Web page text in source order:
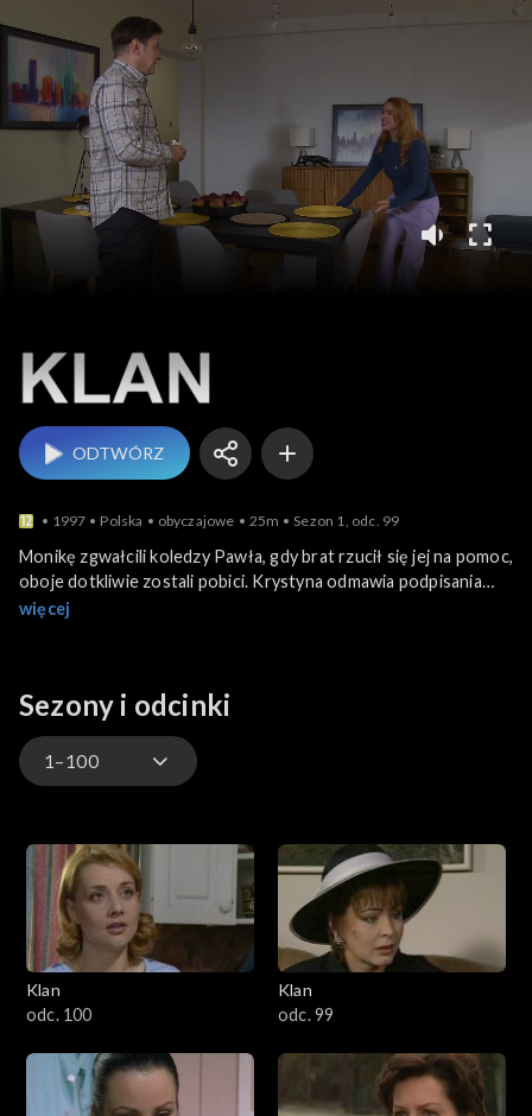
ODTWÓRZ
1997 Polska obyczajowe 25m Sezon 1, odc. 99
Monikę zgwałcili koledzy Pawła, gdy brat rzucił się jej na pomoc,
oboje dotkliwie zostali pobici. Krystyna odmawia podpisania
petycji w sprawie weryfikacji matur oraz odwołania dyrektora
więcej
Sezony i odcinki
1–100
4601–4700
4501–4600
4401–4500
4301–4400
Klan
odc. 100
Klan
odc. 99